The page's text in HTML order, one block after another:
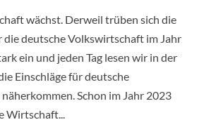
wächst. Derweil trüben sich die
die deutsche Volkswirtschaft im Jahr
ein und jeden Tag lesen wir in der
Einschläge für deutsche
Schon im Jahr 2023